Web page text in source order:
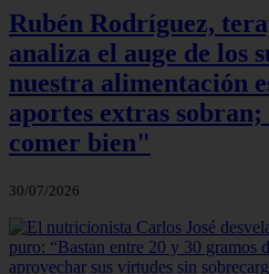
Rubén Rodríguez,
analiza el auge de los
nuestra alimentación
aportes extras sobran;
comer bien"
30/07/2026